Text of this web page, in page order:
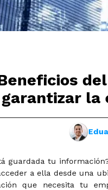
garantizar la
guardada tu
a ella desde una
que necesita tu